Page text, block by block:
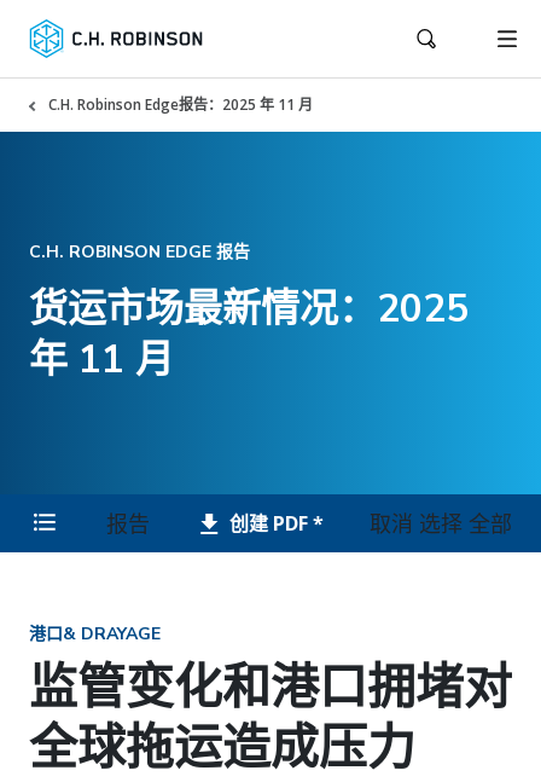
C.H. Robinson Edge报告：2025 年 11 月
C.H. ROBINSON EDGE 报告
货运市场最新情况：2025
年 11 月
报告 创建 PDF * 取消 选择 全部
港口& DRAYAGE
监管变化和港口拥堵对
全球拖运造成压力